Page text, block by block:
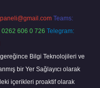
Teams:
0262 606 0 726 Telegram:
Bilgi Teknolojileri ve
bir Yer Sağlayıcı olarak
içerikleri proaktif olarak